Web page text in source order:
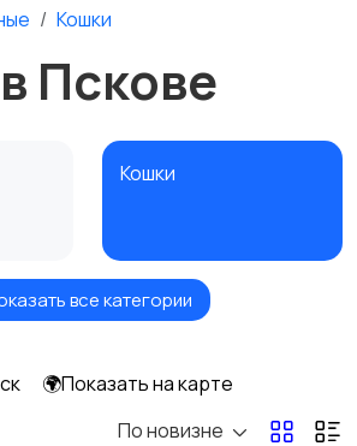
Кошки
Пскове
Кошки
Грызуны
все категории
🌍Показать на карте
По новизне